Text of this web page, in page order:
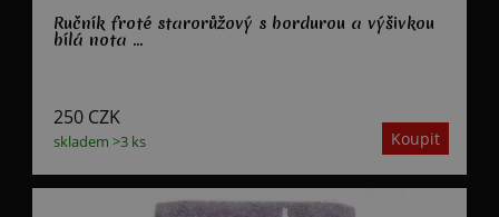
Ručník froté starorůžový s bordurou a výšivkou
bílá nota ...
skladem >3 ks
250 CZK